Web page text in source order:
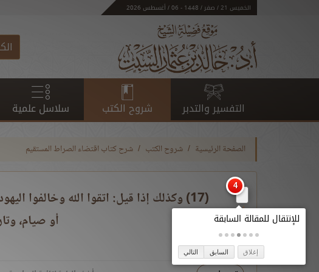
الخميس 21 / صفر / 1448 - 06 / أغسطس 2026
التفسير والتدبر شروح الكتب سلاسل علمية
الصفحة الرئيسية شروح الكتب شرح كتاب اقتضاء الصراط المستقيم
(17) وكذلك إذا قيل: اتقوا الله وخالفوا
أو صيام،
إغلاق السابق التالي